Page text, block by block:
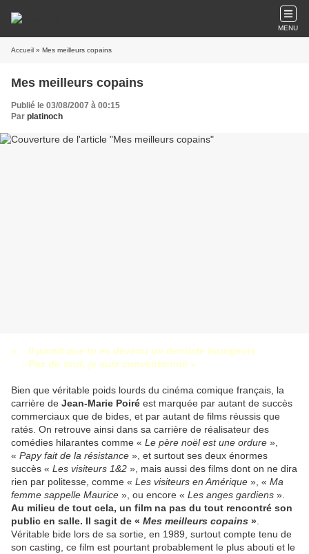
MENU
Accueil » Mes meilleurs copains
Mes meilleurs copains
Publié le 03/08/2007 à 00:15
Par platinoch
« - Il paraît que tu es devenu un dentiste bourgeois
- Pas du tout, je suis conventionné »
Bien que véritable poids lourds du cinéma comique français, la
carrière de Jean-Marie Poiré est marquée par autant de succès
commerciaux que de bides, et par autant de films réussis que
ratés. On retrouve ainsi dans sa carrière de réalisateur des
comédies hilarantes comme « Le père noël est une ordure »,
« Papy fait de la résistance », et surtout ses deux énormes
succès « Les visiteurs 1&2 », mais aussi des films dont on ne dira
rien par politesse, comme « Les visiteurs en Amérique », « Ma
femme sappelle Maurice », ou encore « Les anges gardiens ».
Au milieu de tout cela, un film na pas du tout rencontré son
public en salle. Il sagit de « Mes meilleurs copains »
Véritable bide lors de sa sortie, en 1989, surtout compte tenu de
son casting, ce film est pourtant probablement le plus abouti et le